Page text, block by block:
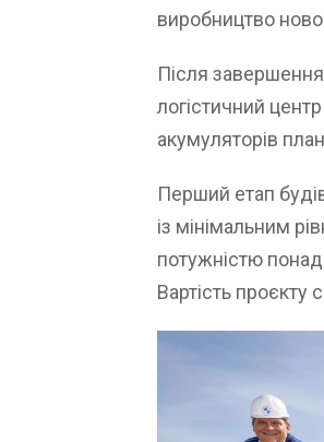
виробництво
Після
логістичний
акумуляторів
Перший етап
із мінімальним
потужністю
Вартість проєкту